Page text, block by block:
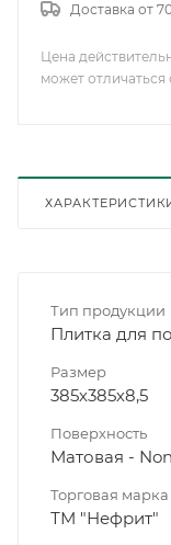
Доставка от
Цена
может отличаться
Тип продукции
Плитка для
Размер
385х385х8,5
Поверхность
Матовая -
Торговая марка
ТМ "Нефрит"